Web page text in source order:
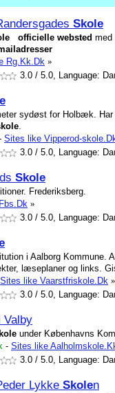
Skole
officielle websted med
Rg.Kk.Dk »
3.0 / 5.0, Language:
sydøst for Holbæk.
.
Sites like Vipperod-
3.0 / 5.0, Language:
Skole
Frederiksberg.
»
3.0 / 5.0, Language:
i Aalborg Kommune.
læseplaner og links.
Sites like Vaarstfriskole.Dk »
3.0 / 5.0, Language:
Valby
under Københavns
- Sites like
3.0 / 5.0, Language:
Lykke Skolen